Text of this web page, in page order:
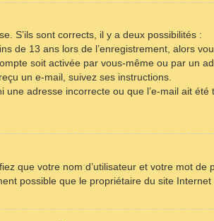
S’ils sont corrects, il y a deux possibilités :
de 13 ans lors de l’enregistrement, alors
soit activée par vous-même ou par un
un e-mail, suivez ses instructions.
une adresse incorrecte ou que l’e-mail ait
que votre nom d’utilisateur et votre mot
possible que le propriétaire du site